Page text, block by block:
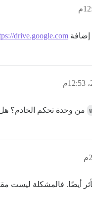
إضافة drive.google.com
من وحدة تحكم الخادم؟